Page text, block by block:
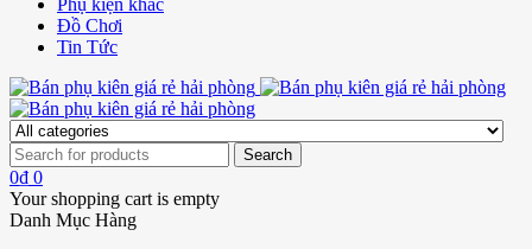
Phụ kiện khác
Đồ Chơi
Tin Tức
0₫ 0
Your shopping cart is empty
Danh Mục Hàng